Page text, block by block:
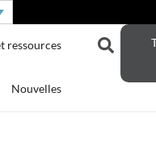
ressources
Nouvelles